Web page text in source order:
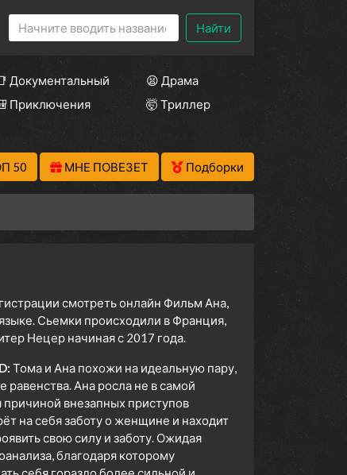
Найти
Документальный
😫 Драма
Приключения
🤯 Триллер
50 МНЕ ПОВЕЗЕТ Подборки
смотреть онлайн Фильм Ана,
Сьемки происходили в Франция,
Нецер начиная с 2017 года.
Тома и Ана похожи на идеальную пару,
равенства. Ана росла не в самой
внезапных приступов
на себя заботу о женщине и находит
свою силу и заботу. Ожидая
благодаря которому